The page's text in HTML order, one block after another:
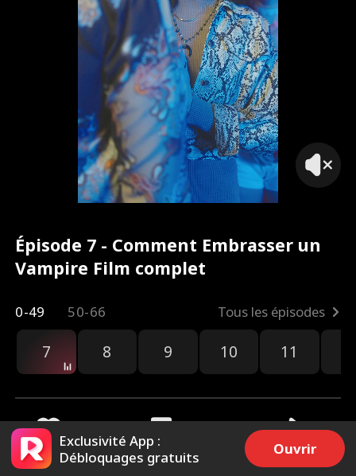
Épisode 7 - Comment Embrasser un
Vampire Film complet
0-49 50-66 Tous les épisodes
7 8 9 10 11
1.3k 23.3k Partager
Exclusivité App :
Débloquages gratuits
Ouvrir